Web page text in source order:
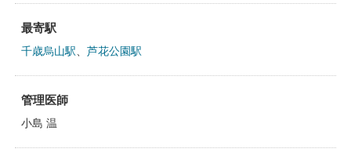
最寄駅
千歳烏山駅 芦花公園駅
管理医師
小島 温